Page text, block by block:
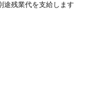
途残業代を支給します